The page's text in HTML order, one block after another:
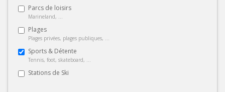
Parcs de loisirs
Marineland, ...
Plages
Plages privées, plages publiques, ...
Sports & Détente
Tennis, foot, skateboard, ...
Stations de Ski